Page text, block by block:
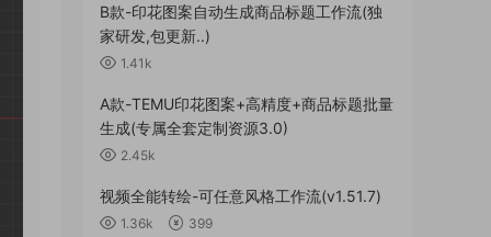
B款-印花图案自动生成商品标题工作流(独
家研发,包更新..)
1.41k
A款-TEMU印花图案+高精度+商品标题批量
生成(专属全套定制资源3.0)
2.45k
视频全能转绘-可任意风格工作流(v1.51.7)
1.36k 399